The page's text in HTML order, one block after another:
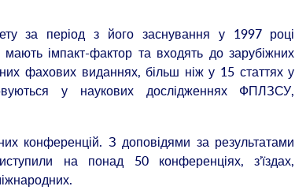
за період з його заснування у 1997 році
імпакт-фактор та входять до зарубіжних
фахових виданнях, більш ніж у 15 статтях у
у наукових дослідженнях ФПЛЗСУ,
конференцій. З доповідями за результатами
на понад 50 конференціях, з’їздах,